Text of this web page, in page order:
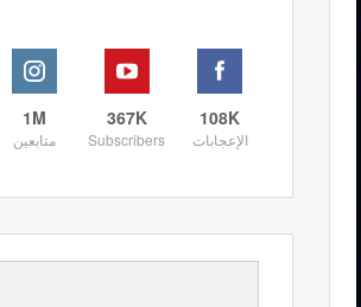
108K
الإعجابات
367K
Subscribers
1M
متابعين